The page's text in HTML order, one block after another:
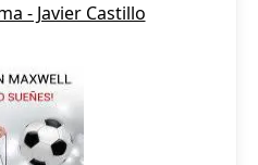
- Javier Castillo